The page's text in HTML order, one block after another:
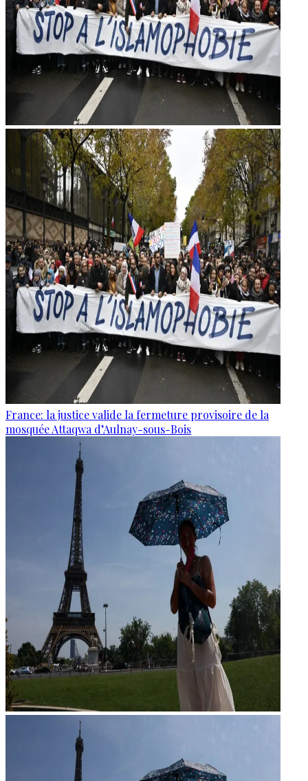
France: la justice valide la fermeture provisoire de la
mosquée Attaqwa d’Aulnay-sous-Bois